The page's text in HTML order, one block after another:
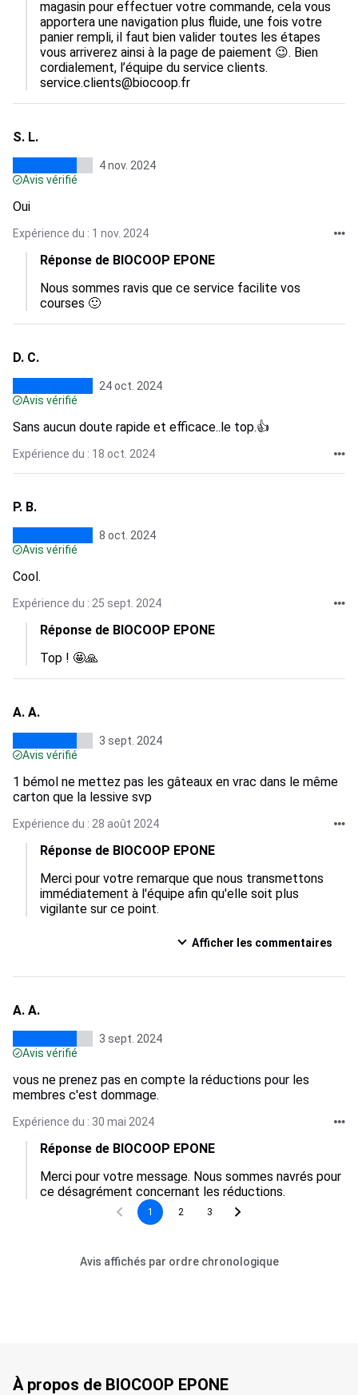
magasin pour effectuer votre commande, cela vous
apportera une navigation plus fluide, une fois votre
panier rempli, il faut bien valider toutes les étapes
vous arriverez ainsi à la page de paiement 😉. Bien
cordialement, l’équipe du service clients.
service.clients@biocoop.fr
S. L.
4 nov. 2024
Avis vérifié
Oui
Expérience du : 1 nov. 2024
Réponse de BIOCOOP EPONE
Nous sommes ravis que ce service facilite vos
courses 🙂
D. C.
24 oct. 2024
Avis vérifié
Sans aucun doute rapide et efficace..le top.👍
Expérience du : 18 oct. 2024
P. B.
8 oct. 2024
Avis vérifié
Cool.
Expérience du : 25 sept. 2024
Réponse de BIOCOOP EPONE
Top ! 🤩🙏
A. A.
3 sept. 2024
Avis vérifié
1 bémol ne mettez pas les gâteaux en vrac dans le même
carton que la lessive svp
Expérience du : 28 août 2024
Réponse de BIOCOOP EPONE
Merci pour votre remarque que nous transmettons
immédiatement à l'équipe afin qu'elle soit plus
vigilante sur ce point.
Afficher les commentaires
A. A.
3 sept. 2024
Avis vérifié
vous ne prenez pas en compte la réductions pour les
membres c'est dommage.
Expérience du : 30 mai 2024
Réponse de BIOCOOP EPONE
Merci pour votre message. Nous sommes navrés pour
ce désagrément concernant les réductions.
1 2 3
Avis affichés par ordre chronologique
À propos de BIOCOOP EPONE